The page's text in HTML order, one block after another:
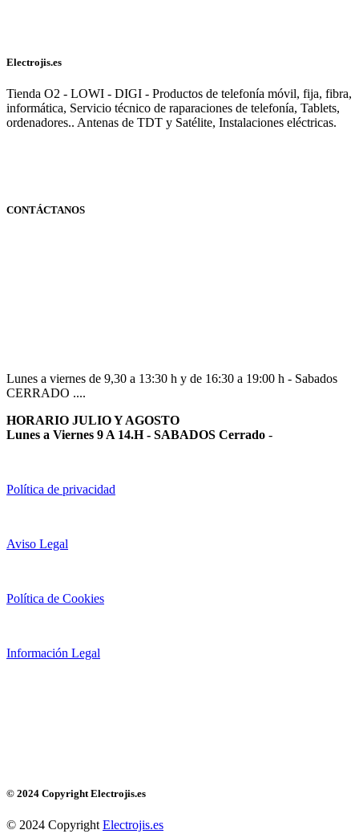
Electrojis.es
Tienda O2 - LOWI - DIGI - Productos de telefonía móvil, fija, fibra,
informática, Servicio técnico de raparaciones de telefonía, Tablets,
ordenadores.. Antenas de TDT y Satélite, Instalaciones eléctricas.
CONTÁCTANOS
Lunes a viernes de 9,30 a 13:30 h y de 16:30 a 19:00 h - Sabados
CERRADO ....
HORARIO JULIO Y AGOSTO
Lunes a Viernes 9 A 14.H - SABADOS Cerrado -
Política de privacidad
Aviso Legal
Política de Cookies
Información Legal
© 2024 Copyright Electrojis.es
© 2024 Copyright Electrojis.es